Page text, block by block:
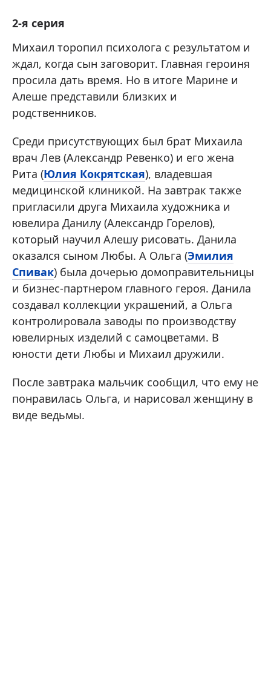
2-я серия
Михаил торопил психолога с результатом и
ждал, когда сын заговорит. Главная героиня
просила дать время. Но в итоге Марине и
Алеше представили близких и
родственников.
Среди присутствующих был брат Михаила
врач Лев (Александр Ревенко) и его жена
Рита (Юлия Кокрятская), владевшая
медицинской клиникой. На завтрак также
пригласили друга Михаила художника и
ювелира Данилу (Александр Горелов),
который научил Алешу рисовать. Данила
оказался сыном Любы. А Ольга (Эмилия
Спивак) была дочерью домоправительницы
и бизнес-партнером главного героя. Данила
создавал коллекции украшений, а Ольга
контролировала заводы по производству
ювелирных изделий с самоцветами. В
юности дети Любы и Михаил дружили.
После завтрака мальчик сообщил, что ему не
понравилась Ольга, и нарисовал женщину в
виде ведьмы.